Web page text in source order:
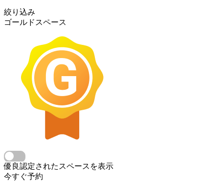
絞り込み
ゴールドスペース
優良認定されたスペースを表示
今すぐ予約